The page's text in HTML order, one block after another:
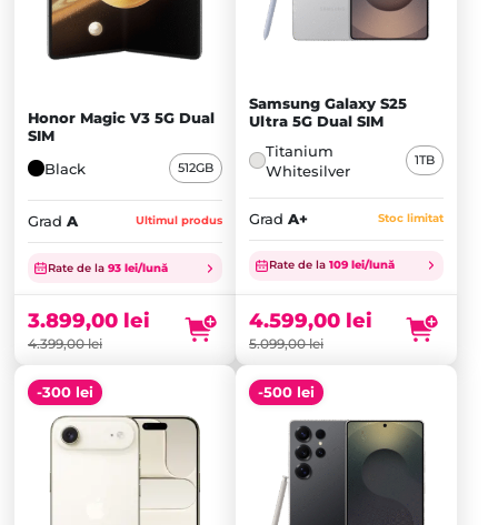
Honor Magic V3 5G Dual
SIM
Black
512GB
Grad A Ultimul produs
Rate de la 93 lei/lună
4.399,00lei
Prețul
inițial
fost:
4.399,00 lei.
3.899,00 lei
Prețul
este:
3.899,00 lei.
Samsung Galaxy S25
Ultra 5G Dual SIM
Titanium
Whitesilver
1TB
Grad A+ Stoc limitat
Rate de la 109 lei/lună
5.099,00lei
Prețul
inițial
fost:
5.099,00 lei.
4.599,00 lei
Prețul
este:
4.599,00 lei.
-300 lei -500 lei